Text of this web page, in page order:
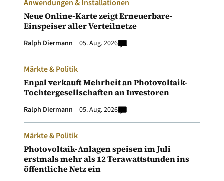
Anwendungen & Installationen
Neue Online-Karte zeigt Erneuerbare-
Einspeiser aller Verteilnetze
Ralph Diermann 05. Aug. 2026
Märkte & Politik
Enpal verkauft Mehrheit an Photovoltaik-
Tochtergesellschaften an Investoren
Ralph Diermann 05. Aug. 2026
Märkte & Politik
Photovoltaik-Anlagen speisen im Juli
erstmals mehr als 12 Terawattstunden ins
öffentliche Netz ein